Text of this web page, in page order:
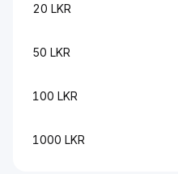
20 LKR
50 LKR
100 LKR
1000 LKR